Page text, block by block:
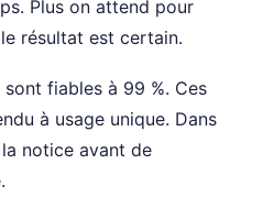
Plus on attend pour
résultat est certain.
fiables à 99 %. Ces
à usage unique. Dans
notice avant de